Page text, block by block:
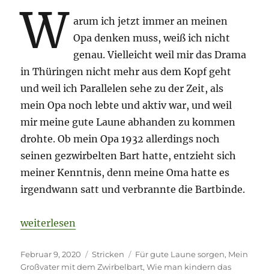
W arum ich jetzt immer an meinen
Opa denken muss, weiß ich nicht
genau. Vielleicht weil mir das Drama
in Thüringen nicht mehr aus dem Kopf geht
und weil ich Parallelen sehe zu der Zeit, als
mein Opa noch lebte und aktiv war, und weil
mir meine gute Laune abhanden zu kommen
drohte. Ob mein Opa 1932 allerdings noch
seinen gezwirbelten Bart hatte, entzieht sich
meiner Kenntnis, denn meine Oma hatte es
irgendwann satt und verbrannte die Bartbinde.
„Gute Laune hochzwirbeln. Wie einst mein Opa
weiterlesen
Veröffentlicht
am
Februar 9, 2020 Kategorien
Stricken Schlagwörter
Für gute Laune sorgen, Mein
Großvater mit dem Zwirbelbart,Wie man kindern das